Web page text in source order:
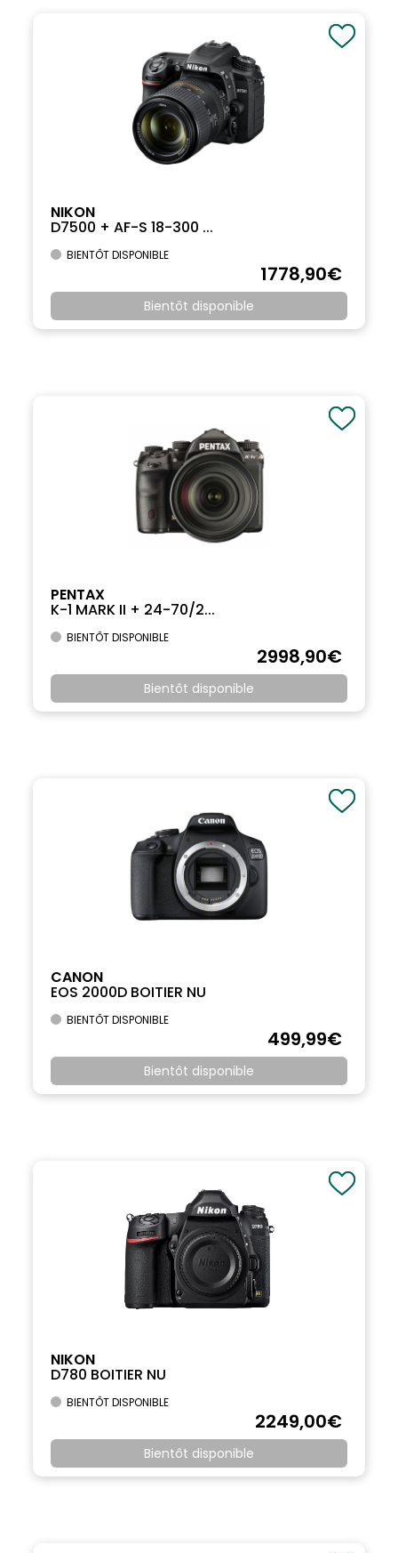
NIKON
D7500 + AF-S 18-300 ...
BIENTÔT DISPONIBLE
1778,90€
Bientôt disponible
PENTAX
K-1 MARK II + 24-70/2...
BIENTÔT DISPONIBLE
2998,90€
Bientôt disponible
CANON
EOS 2000D BOITIER NU
BIENTÔT DISPONIBLE
499,99€
Bientôt disponible
NIKON
D780 BOITIER NU
BIENTÔT DISPONIBLE
2249,00€
Bientôt disponible